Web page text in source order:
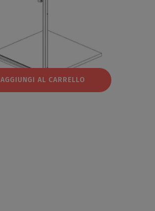
AGGIUNGI AL CARRELLO